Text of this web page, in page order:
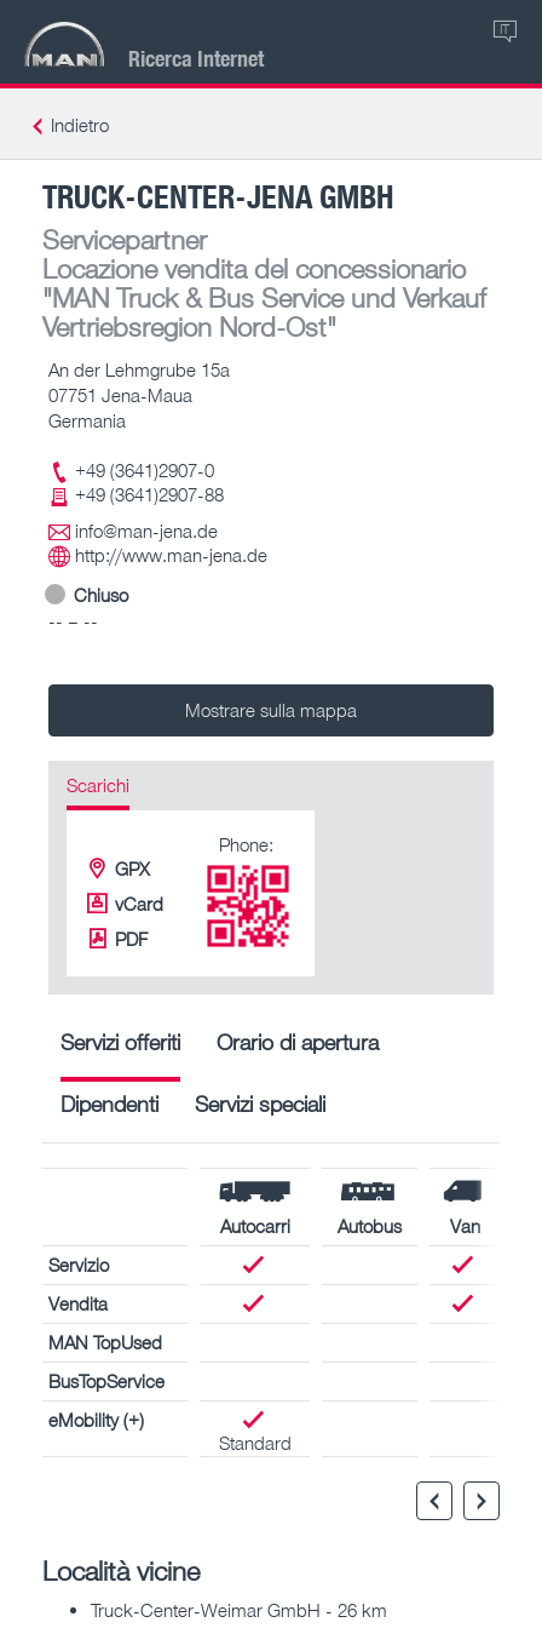
Ricerca Internet
IT
Indietro
TRUCK-CENTER-JENA GMBH
Servicepartner
Locazione vendita del concessionario
"MAN Truck & Bus Service und Verkauf
Vertriebsregion Nord-Ost"
An der Lehmgrube 15a
07751 Jena-Maua
Germania
+49 (3641)2907-0
+49 (3641)2907-88
info@man-jena.de
http://www.man-jena.de
Chiuso
-- – --
Mostrare sulla mappa
Scarichi
GPX
vCard
PDF
Phone:
Servizi offeriti Orario di apertura
Dipendenti Servizi speciali
Autocarri Autobus
Van
Servizio
Vendita
MAN TopUsed
BusTopService
eMobility (+)
Standard
Località vicine
Truck-Center-Weimar GmbH - 26 km